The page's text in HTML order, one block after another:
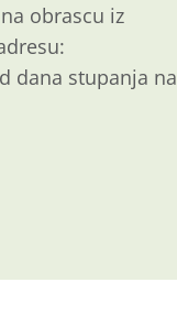
obrascu iz
dana stupanja na